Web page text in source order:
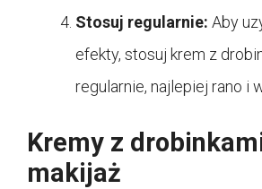
Stosuj regularnie: Aby
efekty, stosuj krem z
regularnie, najlepiej rano i
Kremy z
makijaż